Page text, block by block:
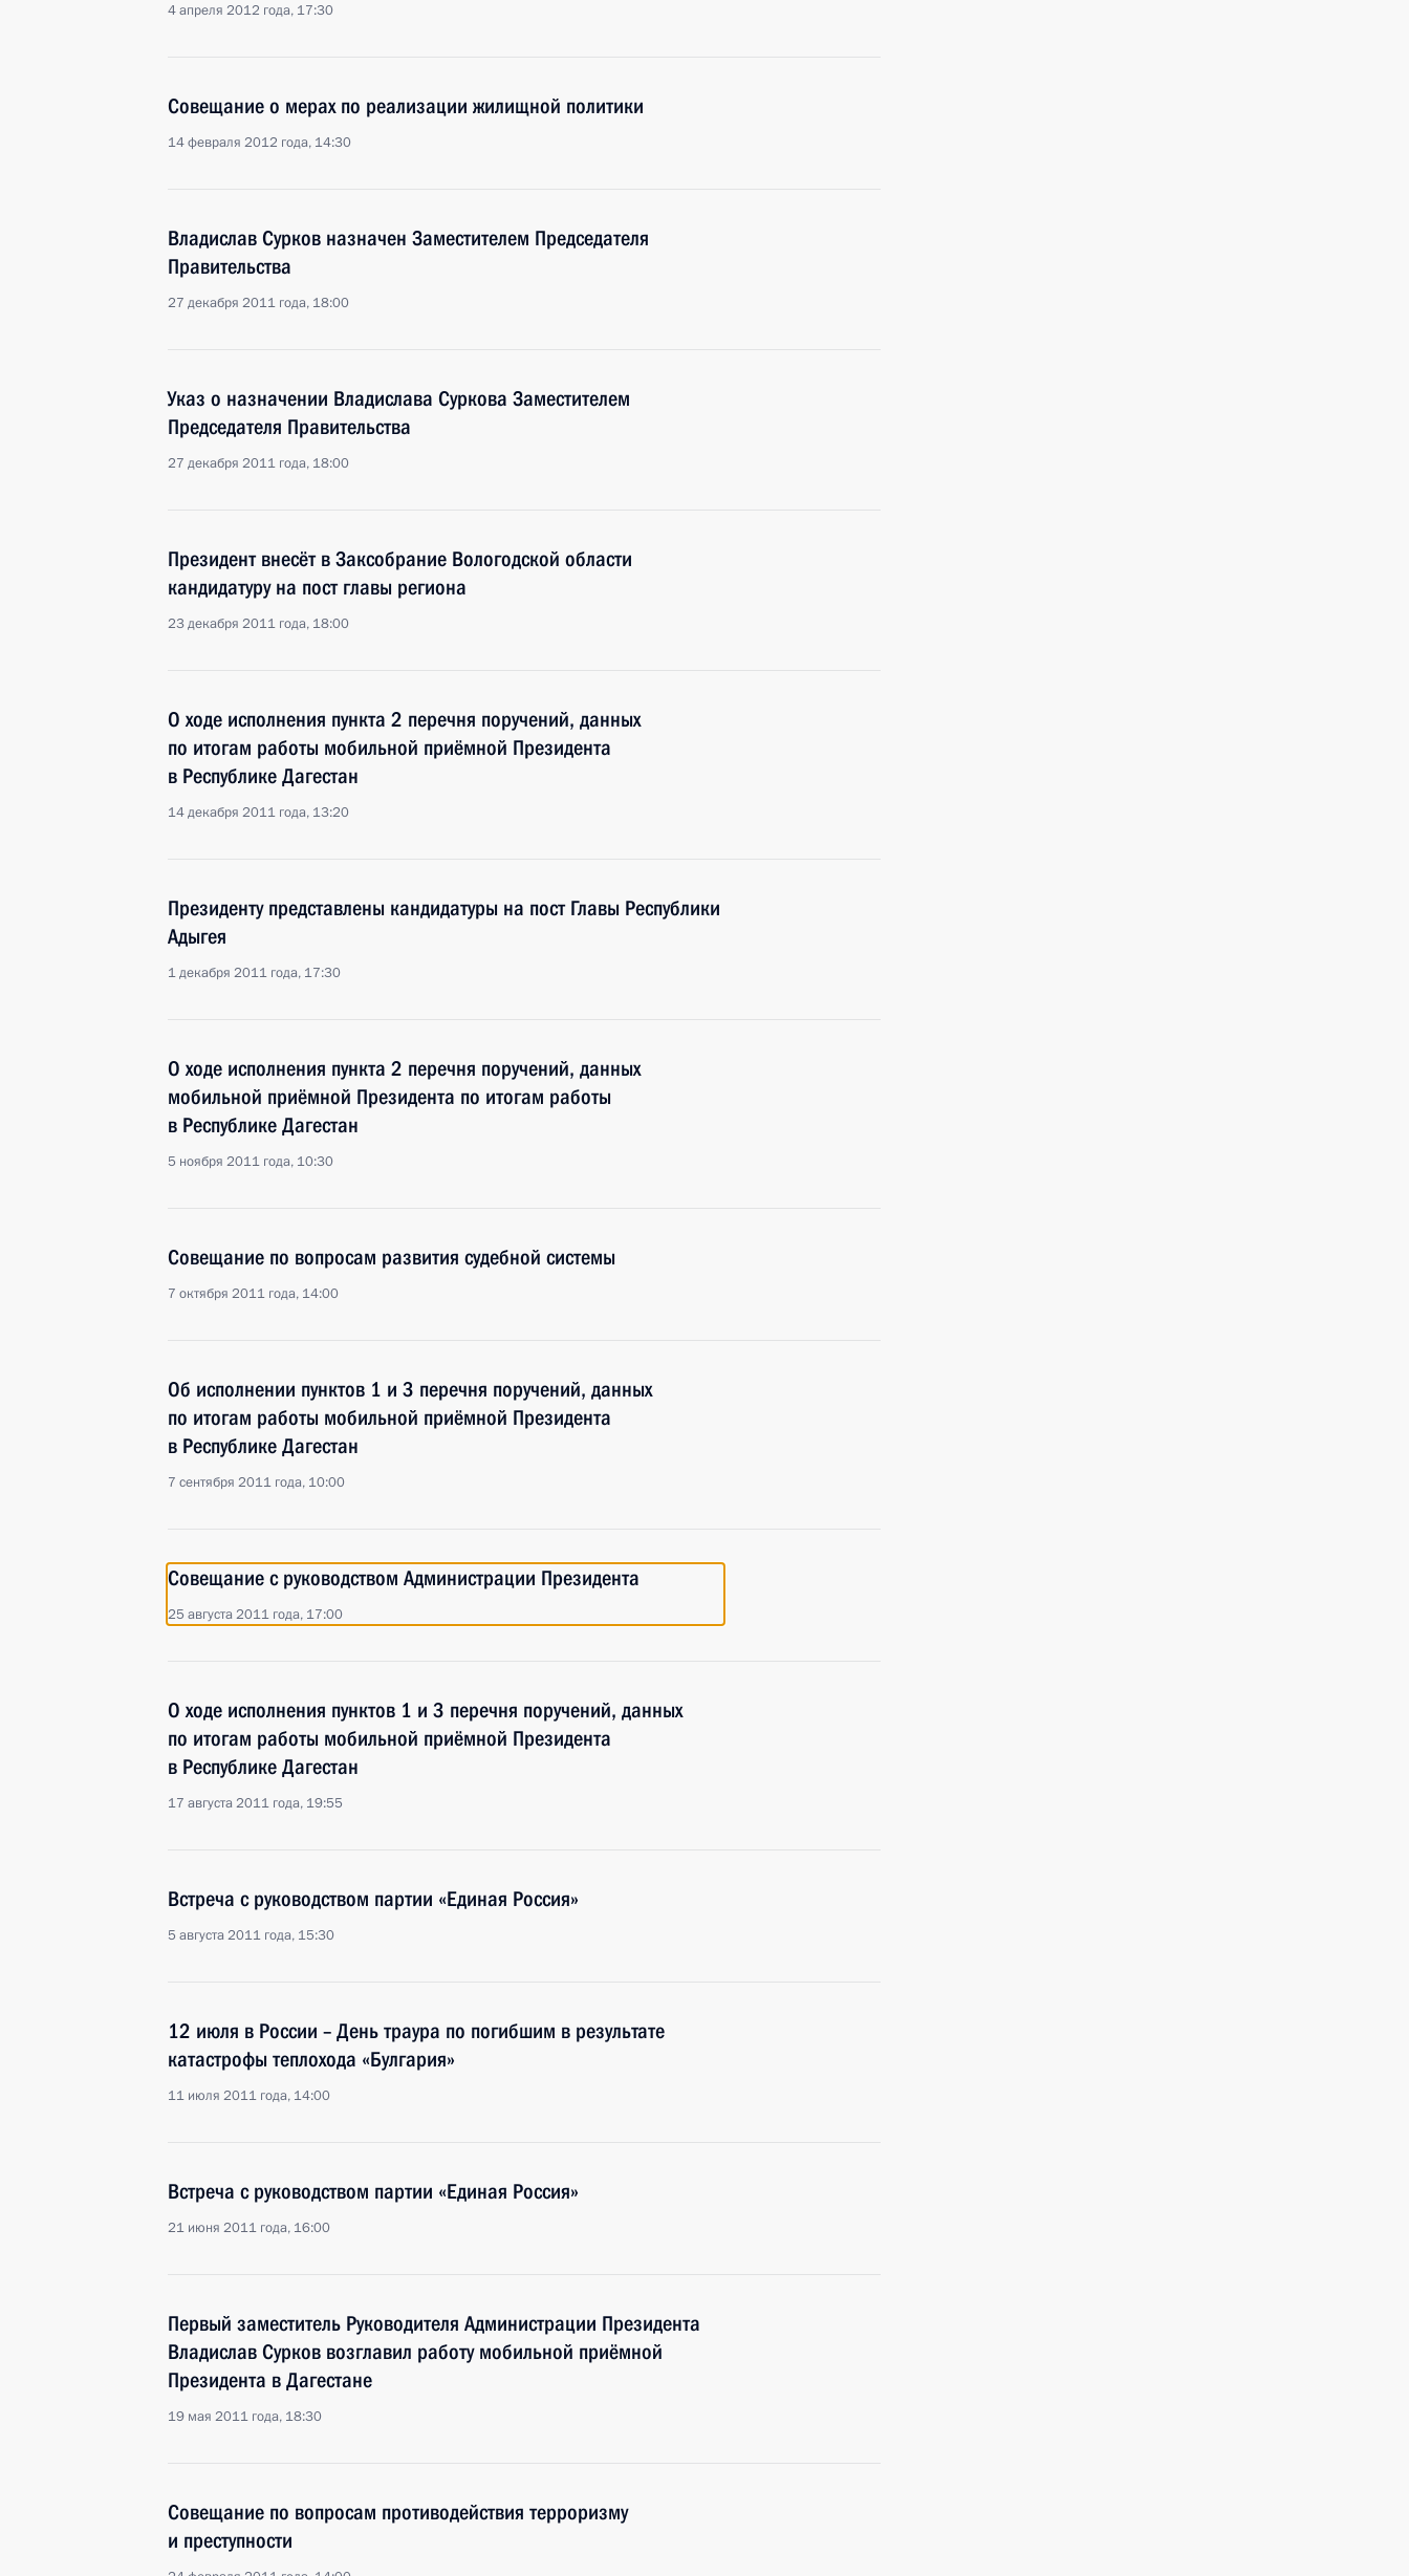
4 апреля 2012 года, 17:30
Совещание о мерах по реализации жилищной политики
14 февраля 2012 года, 14:30
Владислав Сурков назначен Заместителем Председателя
Правительства
27 декабря 2011 года, 18:00
Указ о назначении Владислава Суркова Заместителем
Председателя Правительства
27 декабря 2011 года, 18:00
Президент внесёт в Заксобрание Вологодской области
кандидатуру на пост главы региона
23 декабря 2011 года, 18:00
О ходе исполнения пункта 2 перечня поручений, данных
по итогам работы мобильной приёмной Президента
в Республике Дагестан
14 декабря 2011 года, 13:20
Президенту представлены кандидатуры на пост Главы Республики
Адыгея
1 декабря 2011 года, 17:30
О ходе исполнения пункта 2 перечня поручений, данных
мобильной приёмной Президента по итогам работы
в Республике Дагестан
5 ноября 2011 года, 10:30
Совещание по вопросам развития судебной системы
7 октября 2011 года, 14:00
Об исполнении пунктов 1 и 3 перечня поручений, данных
по итогам работы мобильной приёмной Президента
в Республике Дагестан
7 сентября 2011 года, 10:00
Совещание с руководством Администрации Президента
25 августа 2011 года, 17:00
О ходе исполнения пунктов 1 и 3 перечня поручений, данных
по итогам работы мобильной приёмной Президента
в Республике Дагестан
17 августа 2011 года, 19:55
Встреча с руководством партии «Единая Россия»
5 августа 2011 года, 15:30
12 июля в России – День траура по погибшим в результате
катастрофы теплохода «Булгария»
11 июля 2011 года, 14:00
Встреча с руководством партии «Единая Россия»
21 июня 2011 года, 16:00
Первый заместитель Руководителя Администрации Президента
Владислав Сурков возглавил работу мобильной приёмной
Президента в Дагестане
19 мая 2011 года, 18:30
Совещание по вопросам противодействия терроризму
и преступности